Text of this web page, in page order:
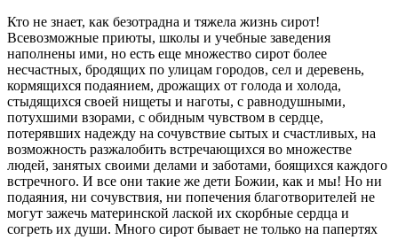
Кто не знает, как безотрадна и тяжела жизнь сирот!
Всевозможные приюты, школы и учебные заведения
наполнены ими, но есть еще множество сирот более
несчастных, бродящих по улицам городов, сел и деревень,
кормящихся подаянием, дрожащих от голода и холода,
стыдящихся своей нищеты и наготы, с равнодушными,
потухшими взорами, с обидным чувством в сердце,
потерявших надежду на сочувствие сытых и счастливых, на
возможность разжалобить встречающихся во множестве
людей, занятых своими делами и заботами, боящихся каждого
встречного. И все они такие же дети Божии, как и мы! Но ни
подаяния, ни сочувствия, ни попечения благотворителей не
могут зажечь материнской лаской их скорбные сердца и
согреть их души. Много сирот бывает не только на папертях